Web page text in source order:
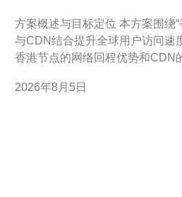
方案概述与目标定位 本方案围绕“香港vps免流服务器
与CDN结合提升全球用户访问速
香港节点的网络回程优势和CDN
性，适合跨境内容分发与移动流量优化。
2026年8月5日